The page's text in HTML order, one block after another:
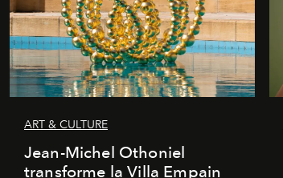
ART & CULTURE
Jean-Michel Othoniel
transforme la Villa Empain